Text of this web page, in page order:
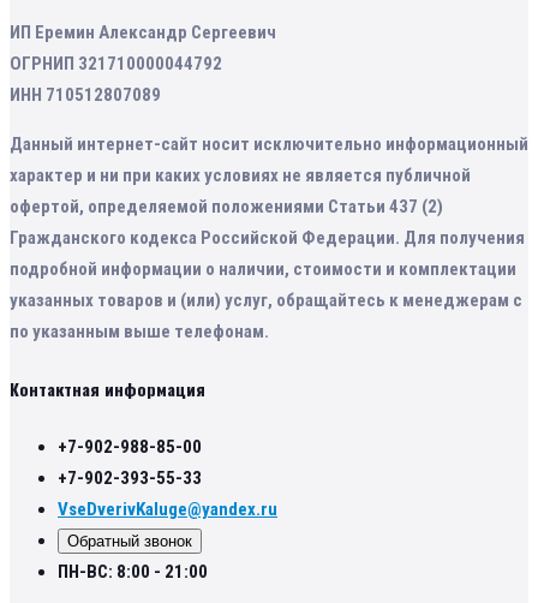
ИП Еремин Александр Сергеевич
ОГРНИП 321710000044792
ИНН 710512807089
Данный интернет-сайт носит исключительно информационный
характер и ни при каких условиях не является публичной
офертой, определяемой положениями Статьи 437 (2)
Гражданского кодекса Российской Федерации. Для получения
подробной информации о наличии, стоимости и комплектации
указанных товаров и (или) услуг, обращайтесь к менеджерам с
по указанным выше телефонам.
Контактная информация
+7-902-988-85-00
+7-902-393-55-33
VseDverivKaluge@yandex.ru
Обратный звонок
ПН-ВС: 8:00 - 21:00